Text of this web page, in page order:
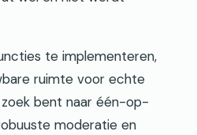
te implementeren,
ruimte voor echte
bent naar één-op-
moderatie en